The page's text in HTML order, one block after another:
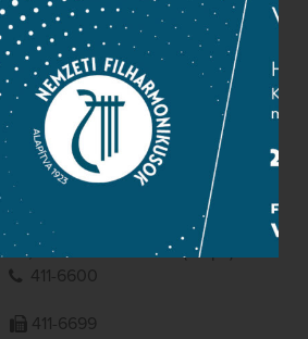
NEMZETI
Komor Marcell u. 1. (Müpa)
411-6600
411-6699